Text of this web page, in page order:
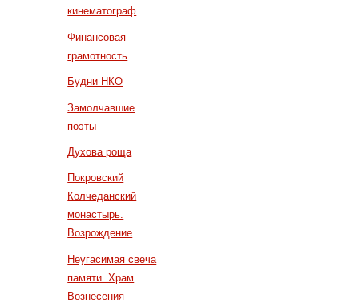
кинематограф
Финансовая
грамотность
Будни НКО
Замолчавшие
поэты
Духова роща
Покровский
Колчеданский
монастырь.
Возрождение
Неугасимая свеча
памяти. Храм
Вознесения